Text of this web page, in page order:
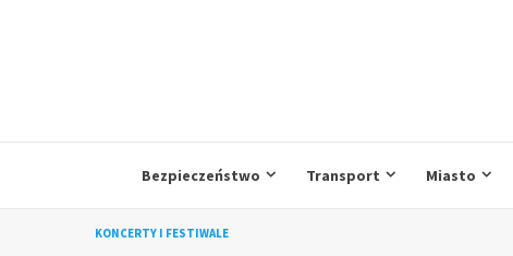
Bezpieczeństwo Transport Miasto
KONCERTY I FESTIWALE